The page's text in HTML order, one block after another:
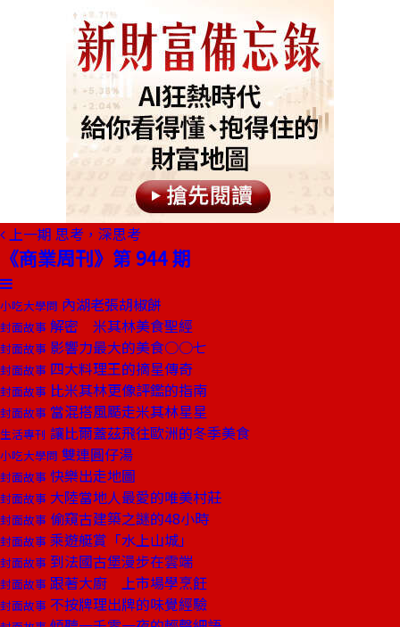
上一期 思考，深思考
《商業周刊》第 944 期
小吃大學問 內湖老張胡椒餅
封面故事 解密 米其林美食聖經
封面故事 影響力最大的美食○○七
封面故事 四大料理王的摘星傳奇
封面故事 比米其林更像評鑑的指南
封面故事 當混搭風颳走米其林星星
生活專刊 讓比爾蓋茲飛往歐洲的冬季美食
小吃大學問 雙連圓仔湯
封面故事 快樂出走地圖
封面故事 大陸當地人最愛的唯美村莊
封面故事 偷窺古建築之謎的48小時
封面故事 乘遊艇賞「水上山城」
封面故事 到法國古堡漫步在雲端
封面故事 跟著大廚 上市場學烹飪
封面故事 不按牌理出牌的味覺經驗